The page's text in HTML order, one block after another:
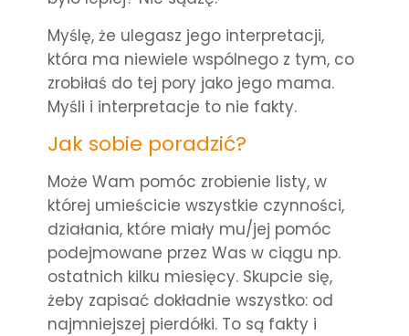
Myślę, że ulegasz jego interpretacji,
która ma niewiele wspólnego z tym, co
zrobiłaś do tej pory jako jego mama.
Myśli i interpretacje to nie fakty.
Jak sobie poradzić?
Może Wam pomóc zrobienie listy, w
której umieścicie wszystkie czynności,
działania, które miały mu/jej pomóc
podejmowane przez Was w ciągu np.
ostatnich kilku miesięcy. Skupcie się,
żeby zapisać dokładnie wszystko: od
najmniejszej pierdółki. To są fakty i